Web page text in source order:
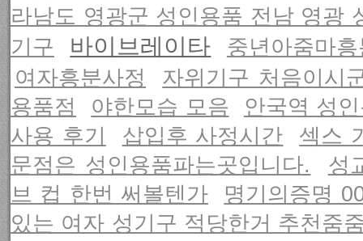
라남도 영광군 성인용품 전남 영광
기구
바이브레이타
중년아줌마
여자흥분사정
자위기구 처음이시
용품점
야한모습 모음
안국역 성
사용 후기
삽입후 사정시간
섹스
문점은 성인용품파는곳입니다.
성
브 컵 한번 써볼텐가
명기의증명
있는 여자 성기구 적당한거 추천줌